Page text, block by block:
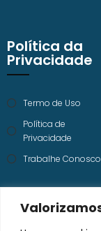
Política da
Privacidade
Termo de Uso
Política de
Privacidade
Trabalhe Conosco